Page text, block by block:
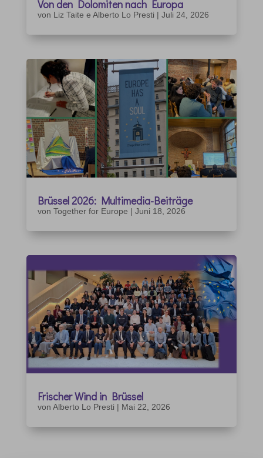
Von den Dolomiten nach Europa
von Liz Taite e Alberto Lo Presti | Juli 24, 2026
Brüssel 2026: Multimedia-Beiträge
von Together for Europe | Juni 18, 2026
Frischer Wind in Brüssel
von Alberto Lo Presti | Mai 22, 2026